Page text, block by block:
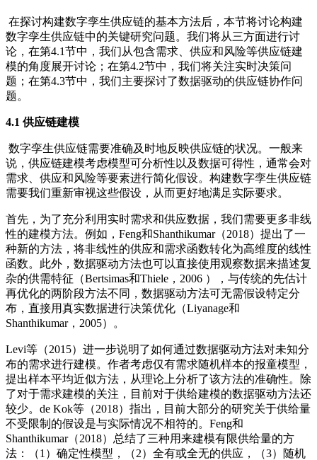
在探讨构建数字孪生供应链的基本方法后，本节将讨论构建
数字孪生供应链中的关键研究问题。我们将从三方面进行讨
论，在第4.1节中，我们从包含需求、供应和风险等供应链建
模的角度展开讨论；在第4.2节中，我们将关注实时决策问
题；在第4.3节中，我们主要探讨了数据驱动的供应链协作问
题。
4.1 供应链建模
数字孪生供应链需要准确及时地反映供应链的状况。一般来
说，供应链建模考虑模型可分析性以及数据可得性，通常会对
需求、供应和风险等要素进行简化假设。构建数字孪生供应链
需要我们重新审视这些假设，从而更好地满足实际要求。
首先，为了充分利用实时需求和供应数据，我们需要更多非线
性的建模方法。例如，Feng和Shanthikumar（2018）提出了一
种新的方法，将非线性的供应和需求函数转化为高维度的线性
函数。此外，数据驱动方法也可以直接使用观察数据来描述复
杂的供需特征（Bertsimas和Thiele，2006 ），与传统的先估计
再优化的两阶段方法不同，数据驱动方法可无需假设特定分
布，直接用真实数据进行决策优化（Liyanage和
Shanthikumar，2005）。
Levi等（2015）进一步说明了如何通过数据驱动方法对未知分
布的需求进行建模。作者考虑仅有需求随机样本的报童模型，
提出样本平均近似方法，从理论上分析了该方法的准确性。除
了对于需求建模的关注，目前对于供给建模的数据驱动方法还
较少。de Kok等（2018）指出，目前大部分的研究关于供给量
不受限制的假设是与实际情况不相符的。Feng和
Shanthikumar（2018）总结了三种用来建模有限供给量的方
法：（1）确定性模型，（2）全有或全无的供应，（3）随机